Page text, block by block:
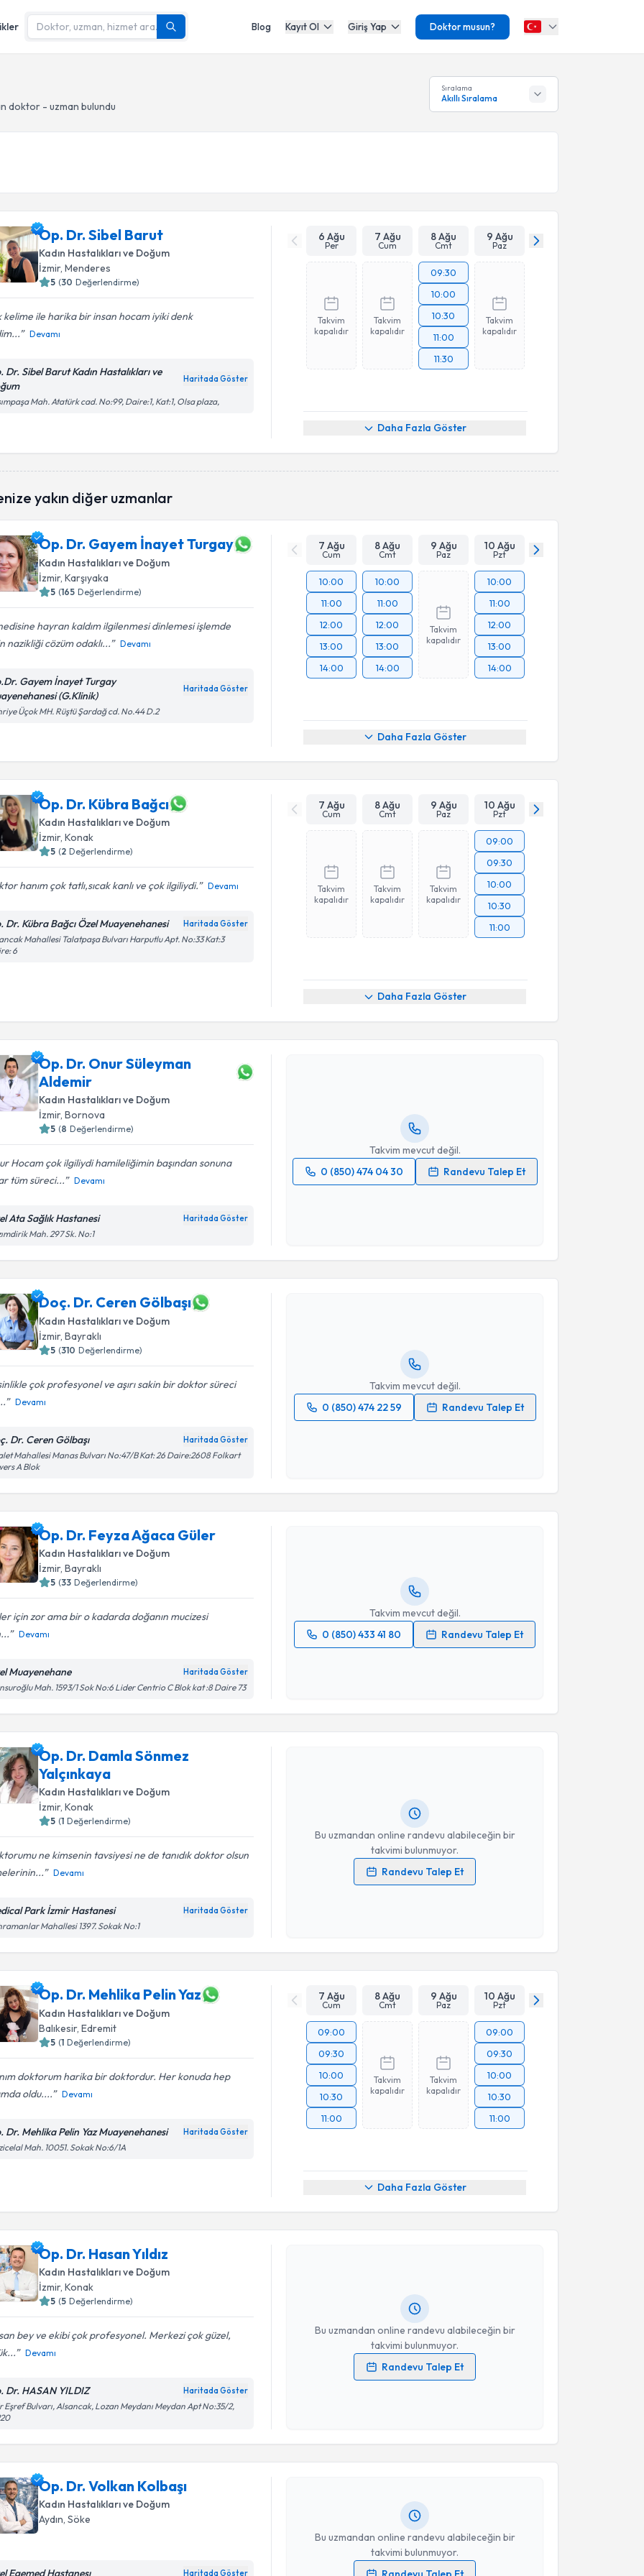
Blog Kayıt Ol Giriş Yap Doktor musun?
doktor - uzman bulundu
Sıralama
Akıllı Sıralama
Op. Dr. Sibel Barut
Kadın Hastalıkları ve Doğum
İzmir, Menderes
5 (30 Değerlendirme)
kelime ile harika bir insan hocam iyiki denk
Devamı
Dr. Sibel Barut Kadın Hastalıkları ve
Haritada Göster
Mah. Atatürk cad. No:99, Daire:1, Kat:1, Olsa plaza,
6 Ağu
Per
7 Ağu
Cum
8 Ağu
Cmt
9 Ağu
Paz
Takvim
kapalıdır
Takvim
kapalıdır
09:30
10:00
10:30
11:00
11:30
Takvim
kapalıdır
Daha Fazla Göster
yakın diğer uzmanlar
Op. Dr. Gayem İnayet Turgay
Kadın Hastalıkları ve Doğum
İzmir, Karşıyaka
5 (165 Değerlendirme)
hayran kaldım ilgilenmesi dinlemesi işlemde
nazikliği cözüm odaklı...
Devamı
Gayem İnayet Turgay
(G.Klinik)
Haritada Göster
Üçok MH. Rüştü Şardağ cd. No.44 D.2
7 Ağu
Cum
8 Ağu
Cmt
9 Ağu
Paz
10 Ağu
Pzt
10:00
11:00
12:00
13:00
14:00
10:00
11:00
12:00
13:00
14:00
Takvim
kapalıdır
10:00
11:00
12:00
13:00
14:00
Daha Fazla Göster
Op. Dr. Kübra Bağcı
Kadın Hastalıkları ve Doğum
İzmir, Konak
5 (2 Değerlendirme)
hanım çok tatlı,sıcak kanlı ve çok ilgiliydi.️ Devamı
Dr. Kübra Bağcı Özel Muayenehanesi Haritada Göster
Mahallesi Talatpaşa Bulvarı Harputlu Apt. No:33 Kat:3
6
7 Ağu
Cum
8 Ağu
Cmt
9 Ağu
Paz
10 Ağu
Pzt
Takvim
kapalıdır
Takvim
kapalıdır
Takvim
kapalıdır
09:00
09:30
10:00
10:30
11:00
Daha Fazla Göster
Op. Dr. Onur Süleyman
Aldemir
Kadın Hastalıkları ve Doğum
İzmir, Bornova
5 (8 Değerlendirme)
Hocam çok ilgiliydi hamileliğimin başından sonuna
tüm süreci...
Devamı
Ata Sağlık Hastanesi Haritada Göster
Mah. 297 Sk. No:1
Takvim mevcut değil.
0 (850) 474 04 30
Randevu Talep Et
Randevu Takvimi Talebi
Doç. Dr. Ceren Gölbaşı
Kadın Hastalıkları ve Doğum
İzmir, Bayraklı
5 (310 Değerlendirme)
çok profesyonel ve aşırı sakin bir doktor süreci
Devamı
Dr. Ceren Gölbaşı Haritada Göster
Mahallesi Manas Bulvarı No:47/B Kat: 26 Daire:2608 Folkart
A Blok
Takvim mevcut değil.
0 (850) 474 22 59
Randevu Talep Et
Op. Dr. Feyza Ağaca Güler
Kadın Hastalıkları ve Doğum
İzmir, Bayraklı
5 (33 Değerlendirme)
için zor ama bir o kadarda doğanın mucizesi
Devamı
Muayenehane Haritada Göster
Mah. 1593/1 Sok No:6 Lider Centrio C Blok kat :8 Daire 73
Takvim mevcut değil.
0 (850) 433 41 80
Randevu Talep Et
Randevu Takvimi Talebi
Op. Dr. Feyza Ağaca Güler
Takvim Talebini Gönder
Op. Dr. Damla Sönmez
Yalçınkaya
Kadın Hastalıkları ve Doğum
İzmir, Konak
5 (1 Değerlendirme)
ne kimsenin tavsiyesi ne de tanıdık doktor olsun
Devamı
Park İzmir Hastanesi Haritada Göster
Mahallesi 1397. Sokak No:1
Bu uzmandan online randevu alabileceğin bir
takvimi bulunmuyor.
Randevu Talep Et
Randevu Takvimi Talebi
Kişisel verilerimin işlenmesine ilişkinAydınlatma Metni
Op. Dr. Mehlika Pelin Yaz
Kadın Hastalıkları ve Doğum
Balıkesir, Edremit
5 (1 Değerlendirme)
doktorum harika bir doktordur. Her konuda hep
oldu....
Devamı
Dr. Mehlika Pelin Yaz Muayenehanesi Haritada Göster
Mah. 10051. Sokak No:6/1A
7 Ağu
Cum
8 Ağu
Cmt
9 Ağu
Paz
10 Ağu
Pzt
09:00
09:30
10:00
10:30
11:00
Takvim
kapalıdır
Takvim
kapalıdır
09:00
09:30
10:00
10:30
11:00
Daha Fazla Göster
Op. Dr. Hasan Yıldız
Kadın Hastalıkları ve Doğum
İzmir, Konak
5 (5 Değerlendirme)
bey ve ekibi çok profesyonel. Merkezi çok güzel,
Devamı
Dr. HASAN YILDIZ Haritada Göster
Eşref Bulvarı, Alsancak, Lozan Meydanı Meydan Apt No:35/2,
Bu uzmandan online randevu alabileceğin bir
takvimi bulunmuyor.
Randevu Talep Et
Kişisel verilerimin işlenmesine ilişkinAydınlatma Metni
Op. Dr. Volkan Kolbaşı
Kadın Hastalıkları ve Doğum
Aydın, Söke
Egemed Hastanesı Haritada Göster
Bu uzmandan online randevu alabileceğin bir
takvimi bulunmuyor.
Op. Dr. Volkan Kolbaşıiçin randevu takvimi talebi oluşturun.
Size bu uzmandan randevu almanız için bir takvim